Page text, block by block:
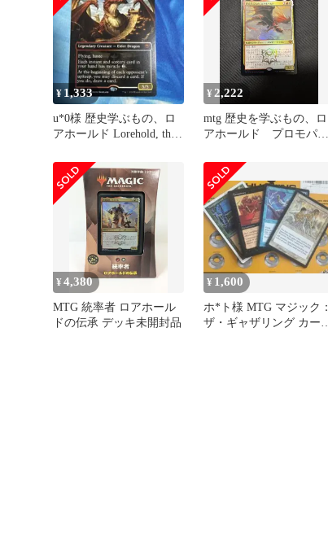
¥ 1,333
u*0様 歴史学ぶもの、ロ
アホールド Lorehold, the
¥ 2,222
mtg 歴史を学ぶもの、ロ
アホールド プロモパッ
¥4,380
MTG 統率者 ロアホール
ドの伝承 デッキ未開封品
¥ 1,600
ホ*ト様 MTG マジック：
ザ・ギャザリング カード